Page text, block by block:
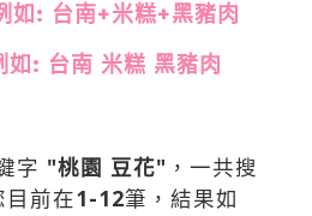
如: 台南+米糕+黑豬肉
如: 台南 米糕 黑豬肉
字 "桃園 豆花" ，一共搜
前在1-12筆，結果如